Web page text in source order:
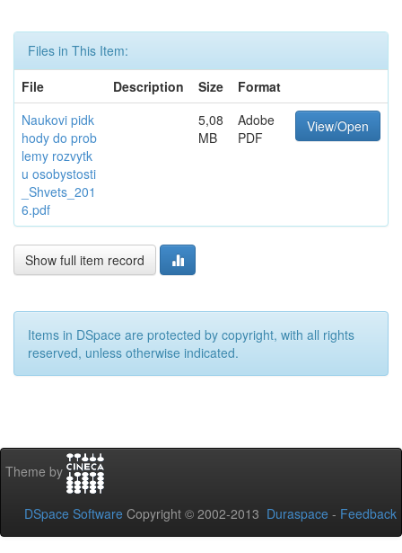
Files in This Item:
File
Description Size
Format
Naukovi pidk
hody do prob
lemy rozvytk
u osobystosti
_Shvets_201
6.pdf
5,08
MB
Adobe
PDF
View/Open
Show full item record
Items in DSpace are protected by copyright, with all rights
reserved, unless otherwise indicated.
Theme by
DSpace Software Copyright © 2002-2013 Duraspace - Feedback